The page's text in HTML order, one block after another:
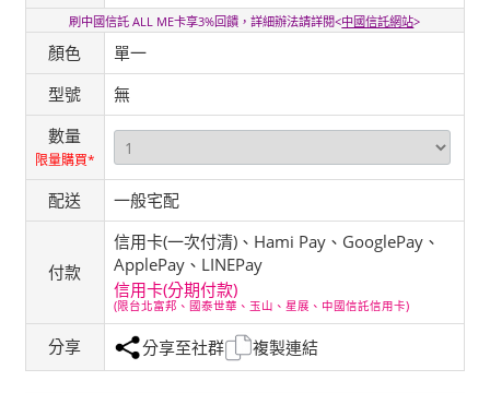
刷中國信託 ALL ME卡享3%回饋，詳細辦法請詳閱<中國信託網站>
顏色
單一
型號
無
數量
限量購買*
配送 一般宅配
付款
信用卡(一次付清)、Hami Pay、GooglePay、
ApplePay、LINEPay
信用卡(分期付款)
(限台北富邦、國泰世華、玉山、星展、中國信託信用卡)
分享 分享至社群 複製連結